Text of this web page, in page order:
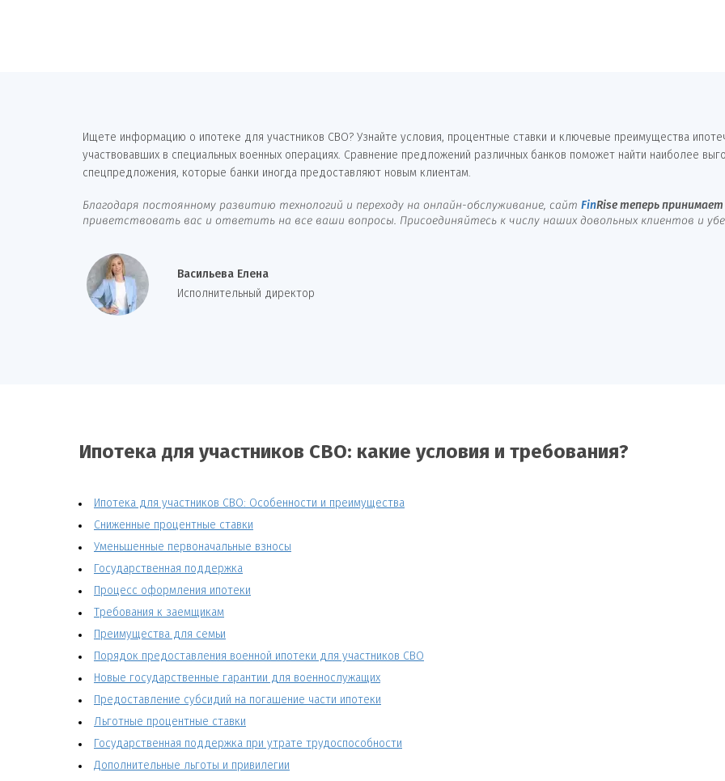
Ищете информацию о ипотеке для участников СВО? Узнайте условия, процентные ставки и ключевые преимущества
участвовавших в специальных военных операциях. Сравнение предложений различных банков поможет найти наиболее
спецпредложения, которые банки иногда предоставляют новым клиентам.
Благодаря постоянному развитию технологий и переходу на онлайн-обслуживание, сайт FinRise теперь принимает
приветствовать вас и ответить на все ваши вопросы. Присоединяйтесь к числу наших довольных клиентов и
Васильева Елена
И сполнительный директор
Ипотека для участников СВО: какие условия и требования?
Ипотека для участников СВО: Особенности и преимущества
Сниженные процентные ставки
Уменьшенные первоначальные взносы
Государственная поддержка
Процесс оформления ипотеки
Требования к заемщикам
Преимущества для семьи
Порядок предоставления военной ипотеки для участников СВО
Новые государственные гарантии для военнослужащих
Предоставление субсидий на погашение части ипотеки
Льготные процентные ставки
Государственная поддержка при утрате трудоспособности
Дополнительные льготы и привилегии